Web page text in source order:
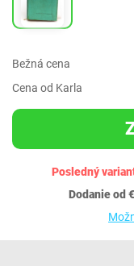
Bežná cena
Cena od Karla
Posledný
Dodanie od